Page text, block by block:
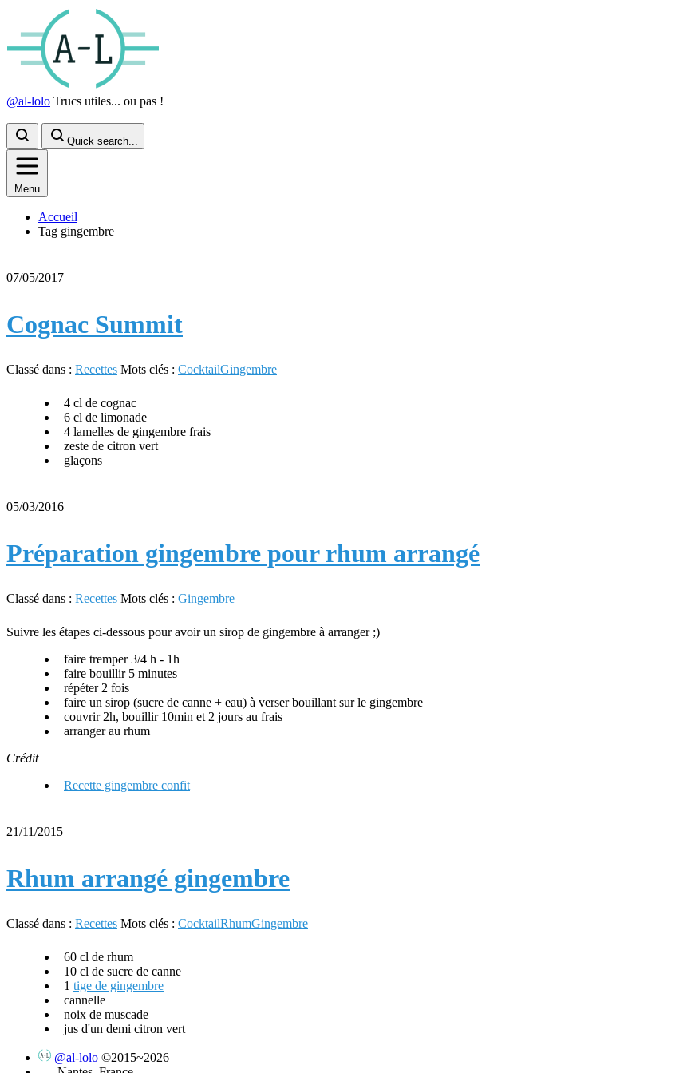
@al-lolo Trucs utiles... ou pas !
Quick search...
Menu
Accueil
Tag gingembre
07/05/2017
Cognac Summit
Classé dans : Recettes Mots clés : CocktailGingembre
4 cl de cognac
6 cl de limonade
4 lamelles de gingembre frais
zeste de citron vert
glaçons
05/03/2016
Préparation gingembre pour rhum arrangé
Classé dans : Recettes Mots clés : Gingembre
Suivre les étapes ci-dessous pour avoir un sirop de gingembre à arranger ;)
faire tremper 3/4 h - 1h
faire bouillir 5 minutes
répéter 2 fois
faire un sirop (sucre de canne + eau) à verser bouillant sur le gingembre
couvrir 2h, bouillir 10min et 2 jours au frais
arranger au rhum
Crédit
Recette gingembre confit
21/11/2015
Rhum arrangé gingembre
Classé dans : Recettes Mots clés : CocktailRhumGingembre
60 cl de rhum
10 cl de sucre de canne
1 tige de gingembre
cannelle
noix de muscade
jus d'un demi citron vert
@al-lolo ©2015~2026